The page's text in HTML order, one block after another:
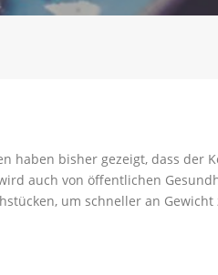
haben bisher gezeigt, dass der
auch von öffentlichen
um schneller an Gewicht